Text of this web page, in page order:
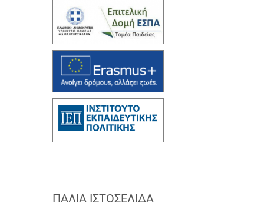
ΠΑΛΙΆ ΙΣΤΟΣΕΛΊΔΑ